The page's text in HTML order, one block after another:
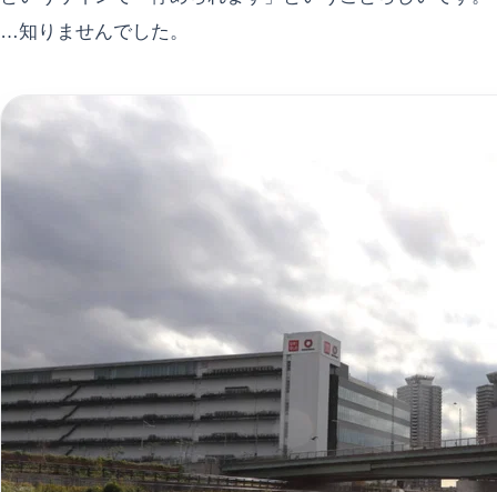
…知りませんでした。